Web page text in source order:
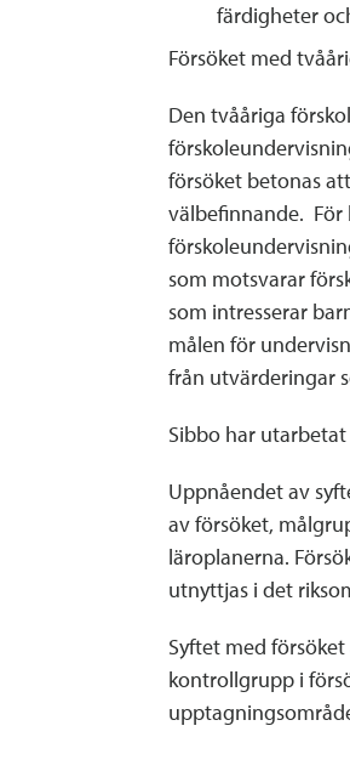
färdigheter
Försöket med
Den tvååriga
försöket betonas
välbefinnande. För
som motsvarar
som intresserar
målen för
från utvärderingar
Sibbo har
Uppnåendet av
av försöket,
läroplanerna.
utnyttjas i det
Syftet med
kontrollgrupp i